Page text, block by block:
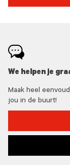
We helpen je
Maak heel
jou in de buurt!